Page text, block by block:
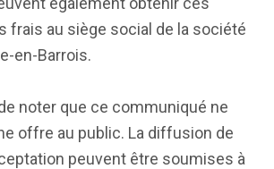
frais au siège social de la société
en-Barrois.
noter que ce communiqué ne
offre au public. La diffusion de
peuvent être soumises à